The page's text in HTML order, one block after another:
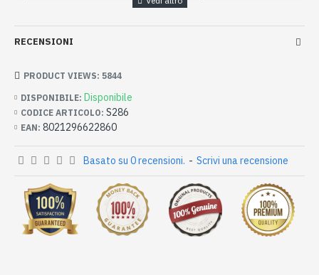
RECENSIONI
DISPONIBILE: Disponibile
CODICE ARTICOLO: S286
EAN: 8021296622860
PRODUCT VIEWS: 5844
Basato su 0 recensioni. - Scrivi una recensione